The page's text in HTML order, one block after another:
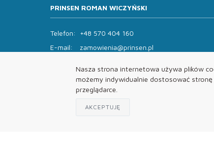
Nasza strona internetowa używa plików
możemy indywidualnie dostosować
przeglądarce.
AKCEPTUJĘ
PRINSEN ROMAN WICZYŃSKI
Telefon:
+48 570 404 160
E-mail:
zamowienia@prinsen.pl
Pon - Pt: 8:00 - 14:00 Sob: zamknięte